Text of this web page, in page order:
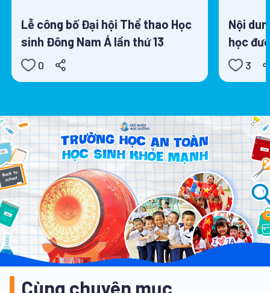
Lễ công bố Đại hội Thể thao Học
sinh Đông Nam Á lần thứ 13
0
Nội
học
3
Cùng chuyên mục